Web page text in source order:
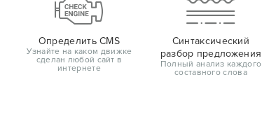
Определить CMS
Узнайте на каком движке
сделан любой сайт в
интернете
Синтаксический
разбор предложения
Полный анализ каждого
составного слова